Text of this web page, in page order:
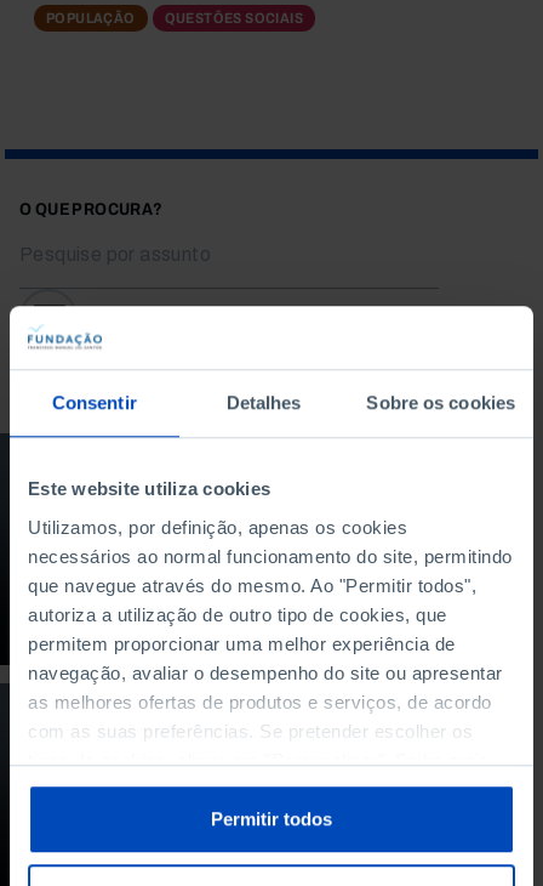
Consentir Detalhes Sobre os cookies
Este website utiliza cookies
Utilizamos, por definição, apenas os cookies
necessários ao normal funcionamento do site, permitindo
que navegue através do mesmo. Ao "Permitir todos",
autoriza a utilização de outro tipo de cookies, que
permitem proporcionar uma melhor experiência de
navegação, avaliar o desempenho do site ou apresentar
as melhores ofertas de produtos e serviços, de acordo
com as suas preferências. Se pretender escolher os
tipos de cookies, clique em "Personalizar". Saiba mais
sobre cookies através da gestão de preferências ou da
Política de Cookies.
Permitir todos
POPULAÇÃO
QUESTÕES SOCIAIS
O QUE PROCURA?
Para pesquisar uma expressão coloque-a entre aspas
mulheres
portuguesas
16/02/2019
40 MIN
PODCAST
27/01/2018